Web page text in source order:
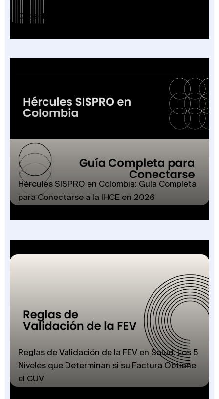
Cobertura Plan Beneficios SISPRO: Guía 2026
Hércules SISPRO en Colombia: Guía Completa
para Conectarse a la IHCE en 2026
Reglas de Validación de la FEV en Salud: Los 5
Niveles que Determinan si su Factura Obtiene
el CUV